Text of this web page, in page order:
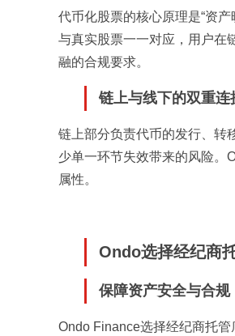
代币化股票的核心原理是“资
与真实股票一一对应，用户在
融的合规要求。
链上与线下的双重连
链上部分负责代币的发行、转
少单一环节失效带来的风险。
属性。
Ondo选择经纪商
保障资产安全与合规
Ondo Finance选择经纪商托